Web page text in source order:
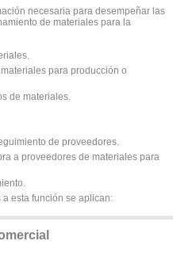
necesaria para desempeñar las
de materiales para la
para producción o
de materiales.
de proveedores.
a proveedores de materiales para
esta función se aplican: